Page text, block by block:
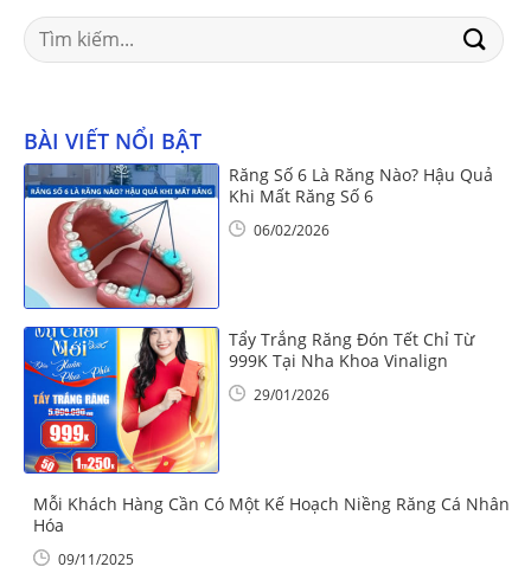
Search
for:
BÀI VIẾT NỔI BẬT
Răng Số 6 Là Răng Nào? Hậu Quả
Khi Mất Răng Số 6
06/02/2026
Tẩy Trắng Răng Đón Tết Chỉ Từ
999K Tại Nha Khoa Vinalign
29/01/2026
Mỗi Khách Hàng Cần Có Một Kế Hoạch Niềng Răng Cá Nhân
Hóa
09/11/2025